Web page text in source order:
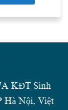
KĐT Sinh
Hà Nội, Việt